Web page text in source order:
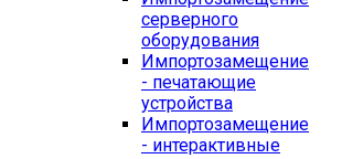
серверного
оборудования
Импортозамещение
- печатающие
устройства
Импортозамещение
- интерактивные